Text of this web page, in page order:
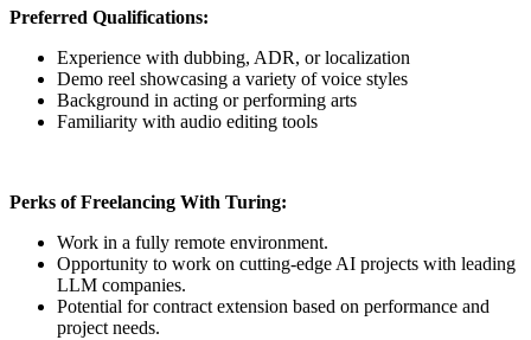
Preferred Qualifications:
Experience with dubbing, ADR, or localization
Demo reel showcasing a variety of voice styles
Background in acting or performing arts
Familiarity with audio editing tools
Perks of Freelancing With Turing:
Work in a fully remote environment.
Opportunity to work on cutting-edge AI projects with leading
LLM companies.
Potential for contract extension based on performance and
project needs.